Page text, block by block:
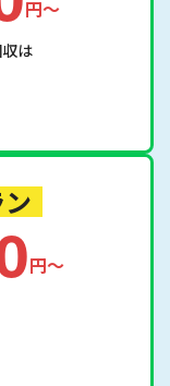
円〜
は
円〜